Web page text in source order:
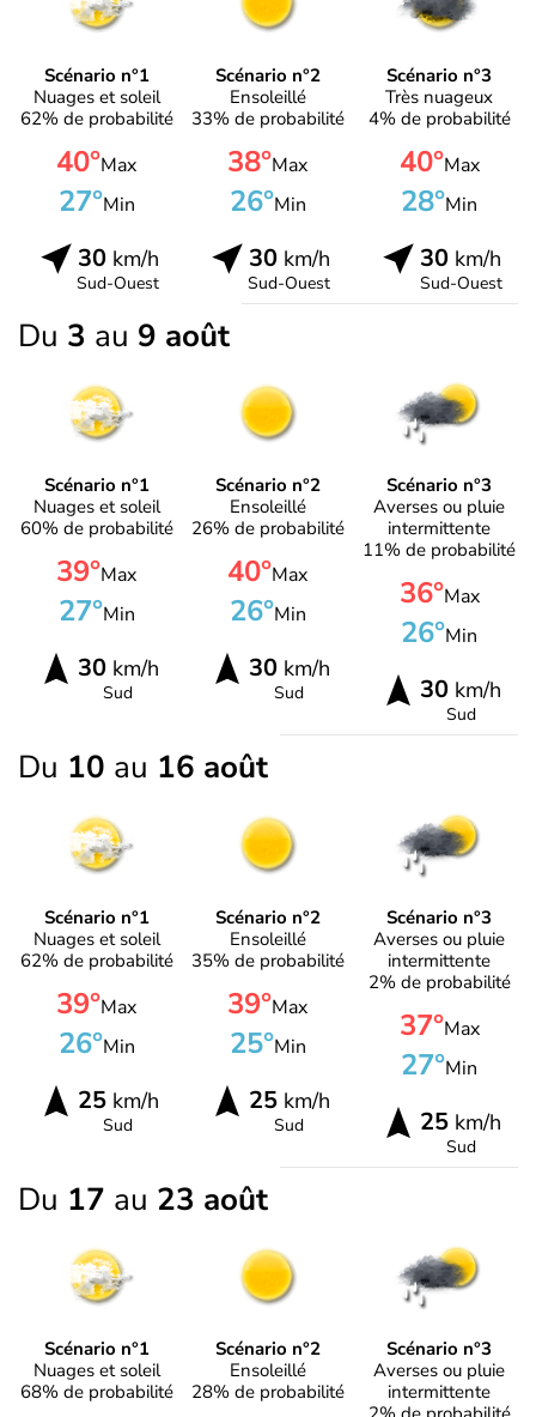
Scénario n°1
Nuages et soleil
62% de probabilité
40°Max
27°Min
30km/h
Sud-Ouest
Scénario n°2
Ensoleillé
33% de probabilité
38°Max
26°Min
30km/h
Sud-Ouest
Scénario n°3
Très nuageux
4% de probabilité
40°Max
28°Min
30 km/h
Sud-Ouest
Du 3 au 9 août
Scénario n°1
Nuages et soleil
60% de probabilité
39°Max
27°Min
30km/h
Sud
Scénario n°2
Ensoleillé
26% de probabilité
40°Max
26°Min
30km/h
Sud
Scénario n°3
Averses ou pluie
intermittente
11% de probabilité
36°Max
26°Min
30 km/h
Sud
Du 10 au 16 août
Scénario n°1
Nuages et soleil
62% de probabilité
39°Max
26°Min
25km/h
Sud
Scénario n°2
Ensoleillé
35% de probabilité
39°Max
25°Min
25km/h
Sud
Scénario n°3
Averses ou pluie
intermittente
2% de probabilité
37°Max
27°Min
25 km/h
Sud
Du 17 au 23 août
Scénario n°1
Nuages et soleil
68% de probabilité
Scénario n°2
Ensoleillé
28% de probabilité
Scénario n°3
Averses ou pluie
intermittente